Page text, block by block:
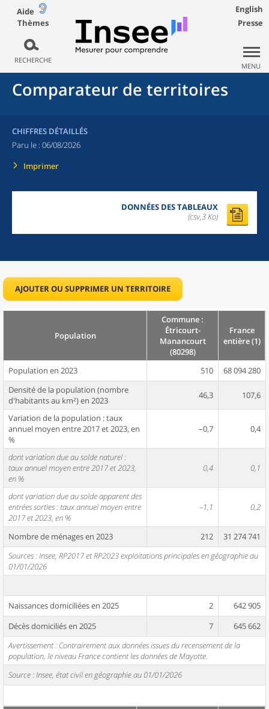
Aide
Thèmes
RECHERCHE
English
Presse
MENU
Comparateur de territoires
CHIFFRES DÉTAILLÉS
Paru le : 06/08/2026
Imprimer
DONNÉES DES TABLEAUX
(csv,3 Ko)
AJOUTER OU SUPPRIMER UN TERRITOIRE
Population
Commune :
Étricourt-
Manancourt
(80298)
France
entière (1)
Population en 2023 510
68 094 280
Densité de la population (nombre
d'habitants au km²) en 2023
46,3 107,6
Variation de la population : taux
annuel moyen entre 2017 et 2023, en
%
–0,7 0,4
dont variation due au solde naturel :
taux annuel moyen entre 2017 et 2023,
en %
0,4 0,1
dont variation due au solde apparent des
entrées sorties : taux annuel moyen entre
2017 et 2023, en %
–1,1 0,2
Nombre de ménages en 2023 212
31 274 741
Sources : Insee, RP2017 et RP2023 exploitations principales en géographie au
01/01/2026
Naissances domiciliées en 2025 2
642 905
Décès domiciliés en 2025
7
645 662
Avertissement : Contrairement aux données issues du recensement de la
population, le niveau France contient les données de Mayotte.
Source : Insee, état civil en géographie au 01/01/2026